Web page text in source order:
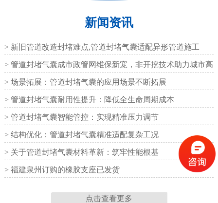
圆形四氟板橡胶支座
矩形四氟板滑动橡胶支
铁路盆式支座 公路盆式橡胶支座
新闻资讯
> 新旧管道改造封堵难点,管道封堵气囊适配异形管道施工
> 管道封堵气囊成市政管网维保新宠，非开挖技术助力城市高
效运
> 场景拓展：管道封堵气囊的应用场景不断拓展
> 管道封堵气囊耐用性提升：降低全生命周期成本
> 管道封堵气囊智能管控：实现精准压力调节
> 结构优化：管道封堵气囊精准适配复杂工况
> 关于管道封堵气囊材料革新：筑牢性能根基
> 福建泉州订购的橡胶支座已发货
点击查看更多